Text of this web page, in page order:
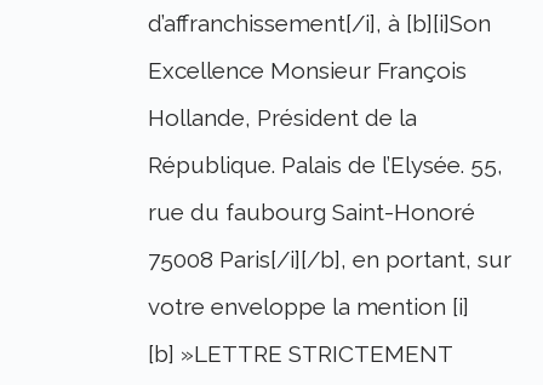
d’affranchissement[/i], à [b][i]Son
Excellence Monsieur François
Hollande, Président de la
République. Palais de l’Elysée. 55,
rue du faubourg Saint-Honoré
75008 Paris[/i][/b], en portant, sur
votre enveloppe la mention [i]
[b] »LETTRE STRICTEMENT